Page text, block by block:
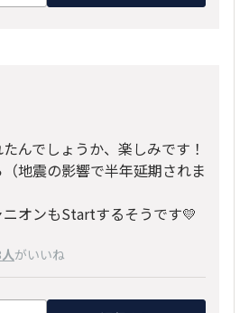
んでしょうか、楽しみです！
地震の影響で半年延期されま
オンもStartするそうです💛
がいいね